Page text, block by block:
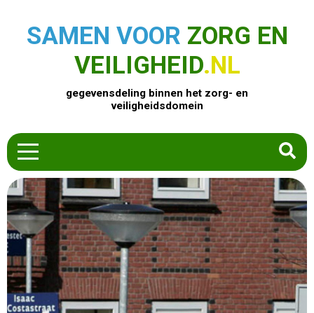
SAMEN VOOR ZORG EN
VEILIGHEID.NL
gegevensdeling binnen het zorg- en
veiligheidsdomein
HOME
ZOEK EEN PRODUCT
ACTUEEL
OVER ONS
CONTACT
COMMUNITY